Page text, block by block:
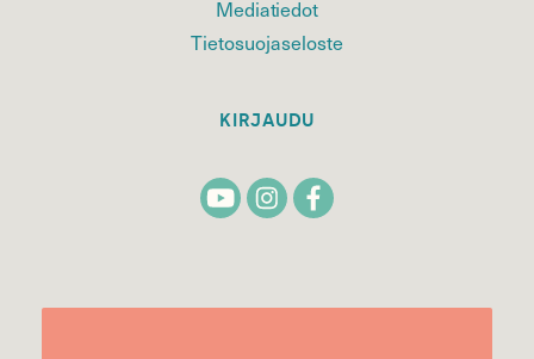
Mediatiedot
Tietosuojaseloste
KIRJAUDU